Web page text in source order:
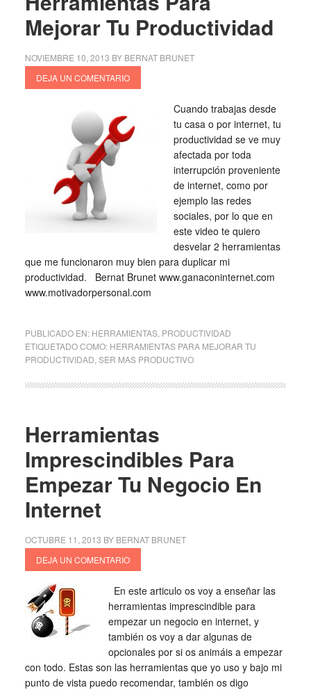
Mejorar Tu Productividad
NOVIEMBRE 10, 2013 BY BERNAT BRUNET
DEJA UN COMENTARIO
Cuando trabajas desde
tu casa o por internet, tu
productividad se ve muy
afectada por toda
interrupción proveniente
de internet, como por
ejemplo las redes
sociales, por lo que en
este video te quiero
desvelar 2 herramientas
que me funcionaron muy bien para duplicar mi
productividad. Bernat Brunet www.ganaconinternet.com
www.motivadorpersonal.com
PUBLICADO EN: HERRAMIENTAS, PRODUCTIVIDAD
ETIQUETADO COMO: HERRAMIENTAS PARA MEJORAR TU
PRODUCTIVIDAD SER MAS PRODUCTIVO
Herramientas
Imprescindibles Para
Empezar Tu Negocio En
Internet
OCTUBRE 11, 2013 BY BERNAT BRUNET
DEJA UN COMENTARIO
En este articulo os voy a enseñar las
herramientas imprescindible para
empezar un negocio en internet, y
también os voy a dar algunas de
opcionales por si os animáis a empezar
con todo. Estas son las herramientas que yo uso y bajo mi
punto de vista puedo recomendar, también os digo